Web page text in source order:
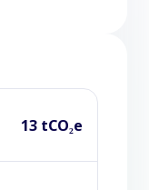
13 tCO₂e